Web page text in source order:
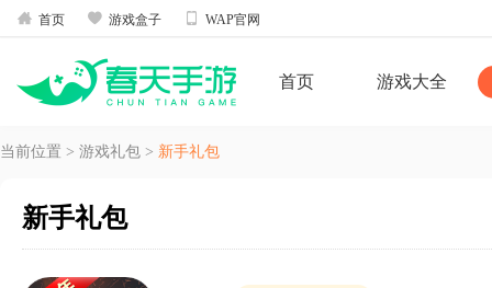
 首页  游戏盒子  WAP官网
首页 游戏大全
当前位置 > 游戏礼包 > 新手礼包
新手礼包